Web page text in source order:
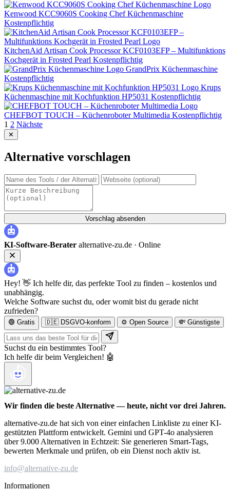
Kenwood KCC9060S Cooking Chef Küchenmaschine
Kostenpflichtig
KitchenAid Artisan Cook Processor KCF0103EFP – Multifunktions
Kochgerät in Frosted Pearl Kostenpflichtig
GrandPrix Küchenmaschine
Kostenpflichtig
Krups
Küchenmaschine mit Kochfunktion HP5031 Kostenpflichtig
CHEFBOT TOUCH – Küchenroboter Multimedia Kostenpflichtig
Seitennummerierung
der
Beiträge
1 2 Nächste
✕
Alternative vorschlagen
Vorschlag absenden
KI-Software-Berater alternative-zu.de · Online
Hey! 👋 Ich helfe dir, das perfekte Tool zu finden – kostenlos und
unabhängig.
Welche Software suchst du, oder womit bist du gerade nicht
zufrieden?
🟢 Gratis 🇩🇪 DSGVO-konform ⚙️ Open Source 💸 Günstigste
Suchst du ein bestimmtes Tool?
Ich helfe dir beim Vergleichen! 🤖
Wir finden die beste Alternative — heute, nicht vor drei Jahren.
alternative-zu.de hat sich von einer einfachen Linkliste zu einer KI-
gestützten Plattform entwickelt. Gemini und GPT-4o analysieren
über 9.000 Alternativen in Echtzeit: Sie generieren Smart-Tags,
bewerten Merkmale und prüfen, ob ein Dienst noch aktiv ist.
info@alternative-zu.de
Informationen